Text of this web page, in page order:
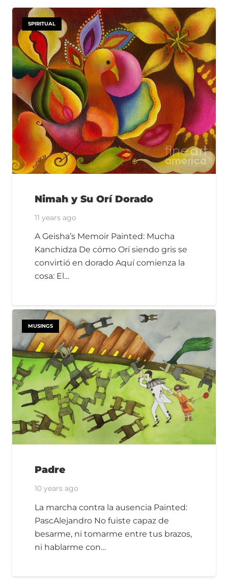
SPIRITUAL
Nimah y Su Orí Dorado
11 years ago
A Geisha’s Memoir Painted: Mucha
Kanchidza De cómo Orí siendo gris se
convirtió en dorado Aquí comienza la
cosa: El…
MUSINGS
Padre
10 years ago
La marcha contra la ausencia Painted:
PascAlejandro No fuiste capaz de
besarme, ni tomarme entre tus brazos,
ni hablarme con…